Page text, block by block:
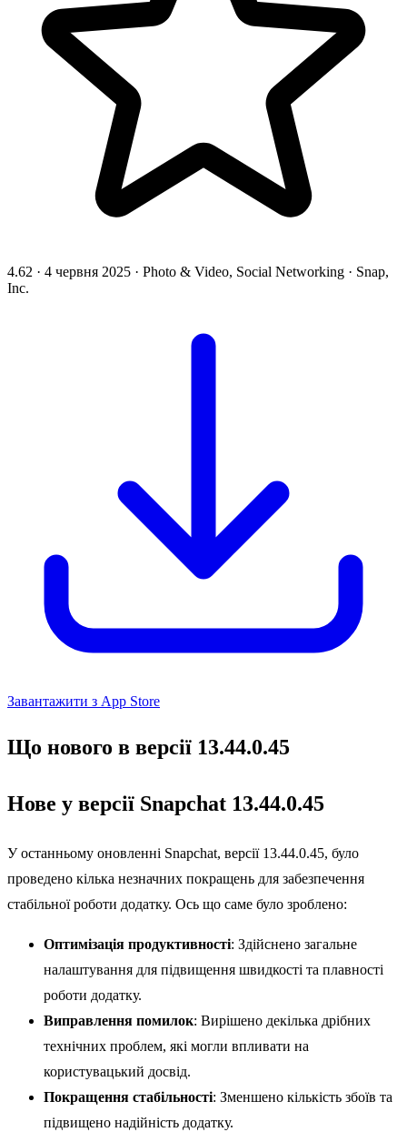
4.62 · 4 червня 2025 · Photo & Video, Social Networking · Snap,
Inc.
Завантажити з App Store
Що нового в версії 13.44.0.45
Нове у версії Snapchat 13.44.0.45
У останньому оновленні Snapchat, версії 13.44.0.45, було
проведено кілька незначних покращень для забезпечення
стабільної роботи додатку. Ось що саме було зроблено:
Оптимізація продуктивності: Здійснено загальне
налаштування для підвищення швидкості та плавності
роботи додатку.
Виправлення помилок: Вирішено декілька дрібних
технічних проблем, які могли впливати на
користувацький досвід.
Покращення стабільності: Зменшено кількість збоїв та
підвищено надійність додатку.